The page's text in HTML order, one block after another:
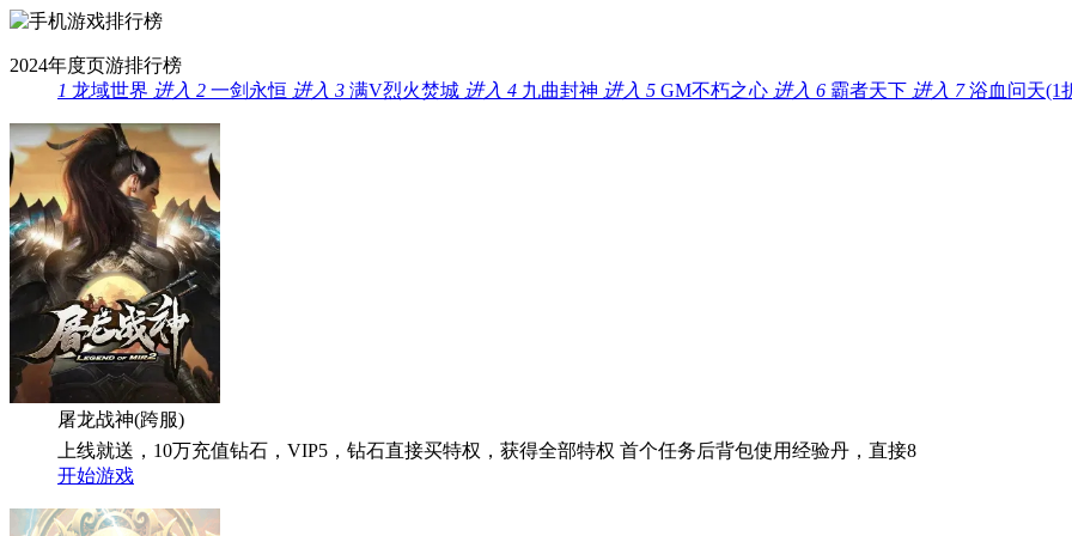
2024年度页游排行榜
1 龙域世界 进入 2 一剑永恒 进入 3 满V烈火焚城 进入 4 九曲封神 进入 5 GM不朽之心 进入 6 霸者天下 进入 7 浴血问天(1
屠龙战神(跨服)
上线就送，10万充值钻石，VIP5，钻石直接买特权，获得全部特权 首个任务后背包使用经验丹，直接8
开始游戏